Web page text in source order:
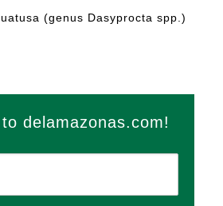
(genus Dasyprocta spp.)
delamazonas.com!